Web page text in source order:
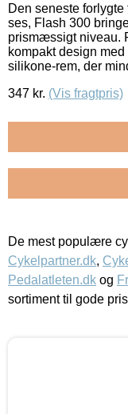
Den seneste
ses, Flash 300
prismæssigt niveau.
kompakt design
silikone-rem, der
347 kr. (Vis fragtpris)
De mest populære
Cykelpartner.dk,
Pedalatleten.dk og
sortiment til gode